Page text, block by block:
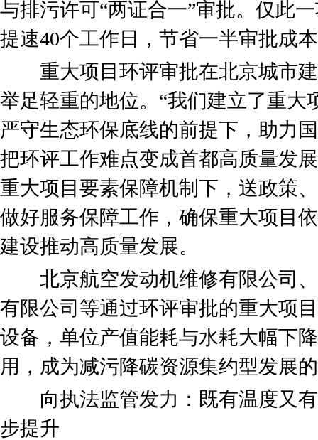
与排污许可“两证合一”审批。仅此
提速40个工作日，节省一半审批成
重大项目环评审批在北京城市建
举足轻重的地位。“我们建立了重大
严守生态环保底线的前提下，助力
把环评工作难点变成首都高质量发
重大项目要素保障机制下，送政策
做好服务保障工作，确保重大项目
建设推动高质量发展。
北京航空发动机维修有限公司、
有限公司等通过环评审批的重大项
设备，单位产值能耗与水耗大幅下
用，成为减污降碳资源集约型发展
向执法监管发力：既有温度又有
步提升